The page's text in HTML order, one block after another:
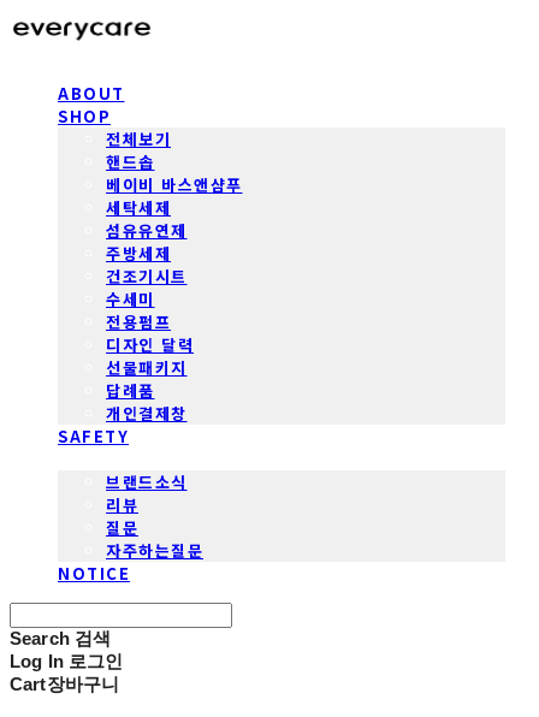
ABOUT
SHOP
전체보기
핸드솝
베이비 바스앤샴푸
세탁세제
섬유유연제
주방세제
건조기시트
수세미
전용펌프
디자인 달력
선물패키지
답례품
개인결제창
SAFETY
브랜드소식
리뷰
질문
자주하는질문
NOTICE
Search 검색
Log In 로그인
Cart장바구니